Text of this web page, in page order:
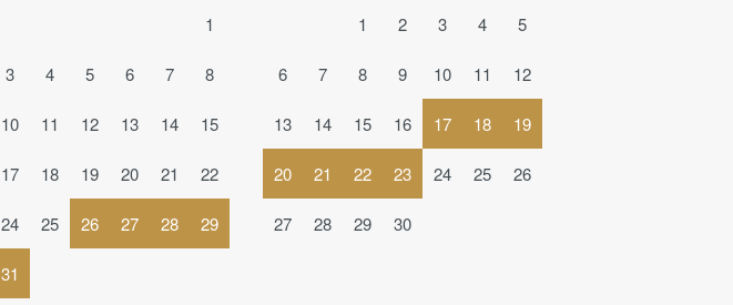
1
3 4 5 6 7 8
10 11 12 13 14 15
17 18 19 20 21 22
24 25 26 27 28 29
31
1 2 3 4 5
6 7 8 9 10 11 12
13 14 15 16 17 18 19
20 21 22 23 24 25 26
27 28 29 30